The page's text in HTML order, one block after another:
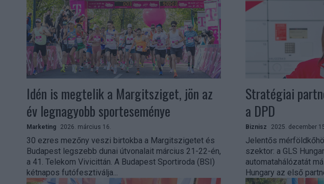
Idén is megtelik a Margitsziget, jön az
év legnagyobb sporteseménye
Marketing 2026. március 16.
30 ezres mezőny veszi birtokba a Margitszigetet és
Budapest legszebb dunai útvonalait március 21-22-én,
a 41. Telekom Vivicittán. A Budapest Sportiroda (BSI)
kétnapos futófesztiválja...
Stratégiai
a DPD
Biznisz 2025. december
Jelentős
szektor: a GLS
automatahálózatát
Hungary az első